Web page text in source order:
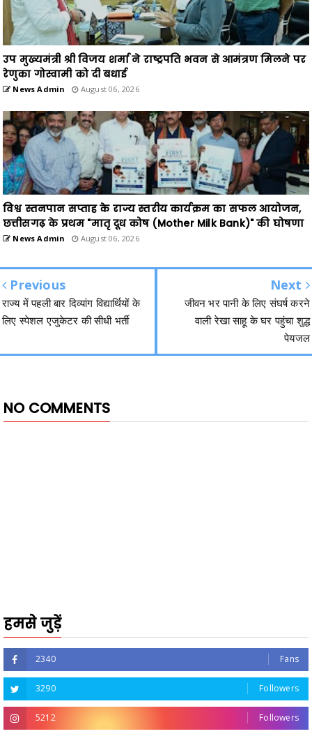
उप मुख्यमंत्री श्री विजय शर्मा ने राष्ट्रपति भवन से आमंत्रण मिलने पर
रेणुका गोस्वामी को दी बधाई
News Admin August 06, 2026
विश्व स्तनपान सप्ताह के राज्य स्तरीय कार्यक्रम का सफल आयोजन,
छत्तीसगढ़ के प्रथम "मातृ दूध कोष (Mother Milk Bank)" की घोषणा
News Admin August 06, 2026
Previous
राज्य में पहली बार दिव्यांग विद्यार्थियों के
लिए स्पेशल एजुकेटर की सीधी भर्ती
Next
जीवन भर पानी के लिए संघर्ष करने
वाली रेखा साहू के घर पहुंचा शुद्ध
पेयजल
NO COMMENTS
हमसे जुड़ें
2340 Fans
3290 Followers
5212 Followers